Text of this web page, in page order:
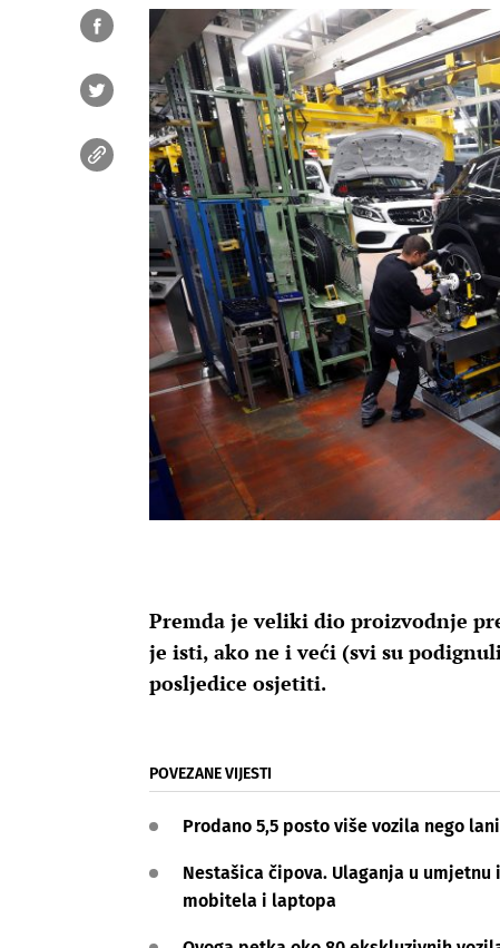
Premda je veliki dio proizvodnje
je isti, ako ne i veći (svi su
posljedice osjetiti.
POVEZANE VIJESTI
Prodano 5,5 posto više vozila nego
Nestašica čipova. Ulaganja u
mobitela i laptopa